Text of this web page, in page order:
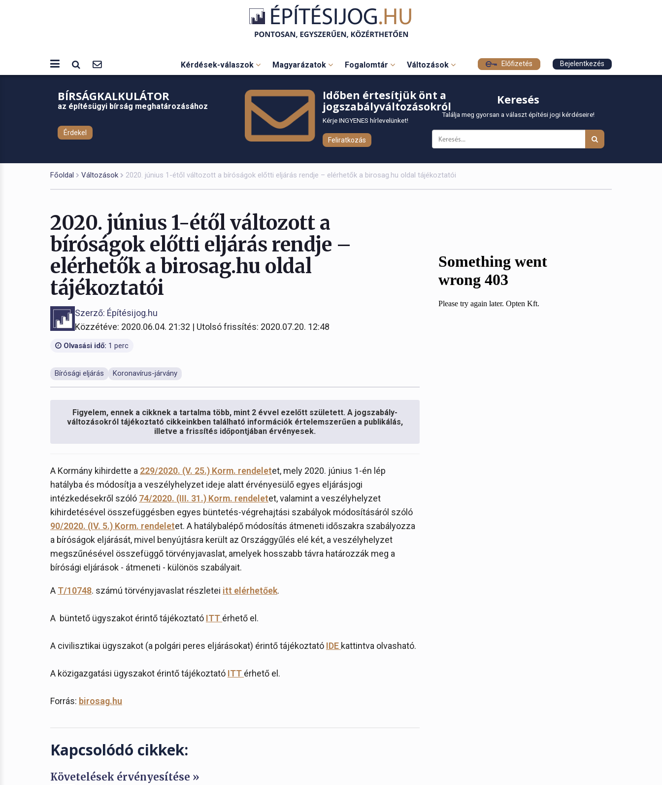
Kérdések-válaszok Magyarázatok Fogalomtár Változások Előfizetés Bejelentkezés
BÍRSÁGKALKULÁTOR
az építésügyi bírság meghatározásához
Érdekel
Időben értesítjük önt a
jogszabályváltozásokról
Kérje INGYENES hírlevelünket!
Feliratkozás
Keresés
Találja meg gyorsan a választ építési jogi kérdéseire!
Főoldal Változások 2020. június 1-étől változott a bíróságok előtti eljárás rendje – elérhetők a birosag.hu oldal tájékoztatói
2020. június 1-étől változott a
bíróságok előtti eljárás rendje –
elérhetők a birosag.hu oldal
tájékoztatói
Szerző: Építésijog.hu
Közzétéve: 2020.06.04. 21:32 | Utolsó frissítés: 2020.07.20. 12:48
Olvasási idő: 1 perc
Bírósági eljárás Koronavírus-járvány
Figyelem, ennek a cikknek a tartalma több, mint 2 évvel ezelőtt született. A jogszabály-
változásokról tájékoztató cikkeinkben található információk értelemszerűen a publikálás,
illetve a frissítés időpontjában érvényesek.
A Kormány kihirdette a 229/2020. (V. 25.) Korm. rendeletet, mely 2020. június 1-én lép
hatályba és módosítja a veszélyhelyzet ideje alatt érvényesülő egyes eljárásjogi
intézkedésekről szóló 74/2020. (III. 31.) Korm. rendeletet, valamint a veszélyhelyzet
kihirdetésével összefüggésben egyes büntetés-végrehajtási szabályok módosításáról szóló
90/2020. (IV. 5.) Korm. rendeletet. A hatálybalépő módosítás átmeneti időszakra szabályozza
a bíróságok eljárását, mivel benyújtásra került az Országgyűlés elé két, a veszélyhelyzet
megszűnésével összefüggő törvényjavaslat, amelyek hosszabb távra határozzák meg a
bírósági eljárások - átmeneti - különös szabályait.
A T/10748. számú törvényjavaslat részletei itt elérhetőek.
A büntető ügyszakot érintő tájékoztató ITT érhető el.
A civilisztikai ügyszakot (a polgári peres eljárásokat) érintő tájékoztató IDE kattintva olvasható.
A közigazgatási ügyszakot érintő tájékoztató ITT érhető el.
Forrás: birosag.hu
Kapcsolódó cikkek:
Követelések érvényesítése »